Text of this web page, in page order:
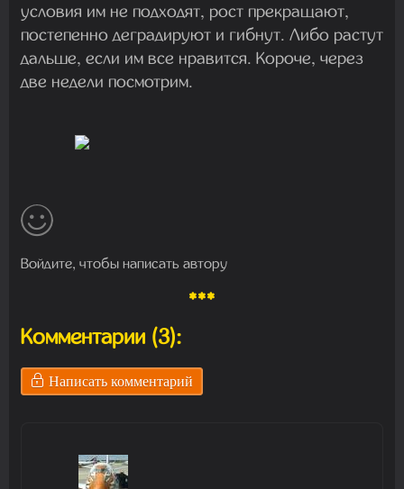
условия им не подходят, рост прекращают,
постепенно деградируют и гибнут. Либо растут
дальше, если им все нравится. Короче, через
две недели посмотрим.
Войдите, чтобы написать автору
***
Комментарии (3):
Написать комментарий